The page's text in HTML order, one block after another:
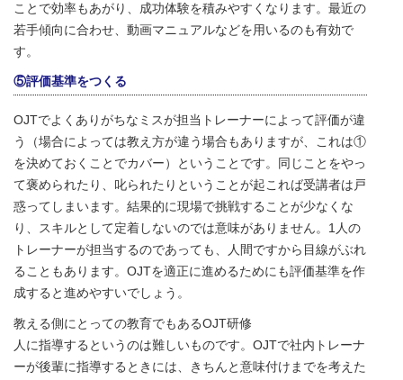
ことで効率もあがり、成功体験を積みやすくなります。最近の
若手傾向に合わせ、動画マニュアルなどを用いるのも有効で
す。
⑤評価基準をつくる
OJTでよくありがちなミスが担当トレーナーによって評価が違
う（場合によっては教え方が違う場合もありますが、これは①
を決めておくことでカバー）ということです。同じことをやっ
て褒められたり、叱られたりということが起これば受講者は戸
惑ってしまいます。結果的に現場で挑戦することが少なくな
り、スキルとして定着しないのでは意味がありません。1人の
トレーナーが担当するのであっても、人間ですから目線がぶれ
ることもあります。OJTを適正に進めるためにも評価基準を作
成すると進めやすいでしょう。
教える側にとっての教育でもあるOJT研修
人に指導するというのは難しいものです。OJTで社内トレーナ
ーが後輩に指導するときには、きちんと意味付けまでを考えた